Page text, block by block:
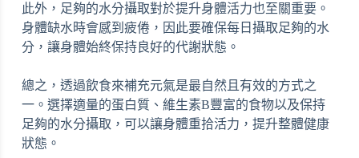
此外，足夠的水分攝取對於提升身體活力也至關重要。
身體缺水時會感到疲倦，因此要確保每日攝取足夠的水
分，讓身體始終保持良好的代謝狀態。
總之，透過飲食來補充元氣是最自然且有效的方式之
一。選擇適量的蛋白質、維生素B豐富的食物以及保持
足夠的水分攝取，可以讓身體重拾活力，提升整體健康
狀態。